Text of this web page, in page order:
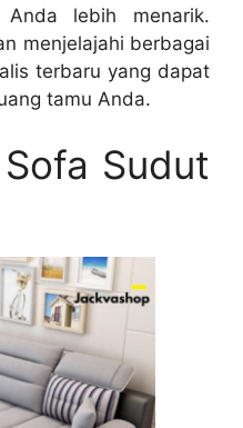
lebih menarik.
menjelajahi berbagai
terbaru yang dapat
tamu Anda.
Sudut